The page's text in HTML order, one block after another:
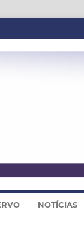
NOTÍCIAS